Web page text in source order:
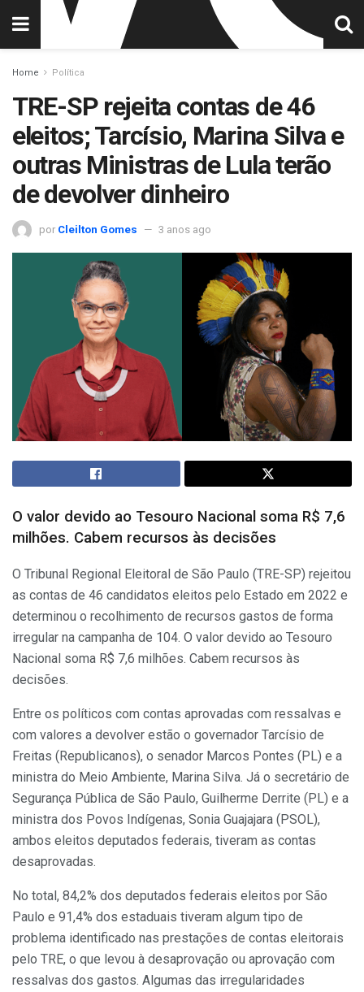
Home Política
TRE-SP rejeita contas de 46
eleitos; Tarcísio, Marina Silva e
outras Ministras de Lula terão
de devolver dinheiro
por Cleilton Gomes 3 anos ago
O valor devido ao Tesouro Nacional soma R$ 7,6
milhões. Cabem recursos às decisões
O Tribunal Regional Eleitoral de São Paulo (TRE-SP) rejeitou
as contas de 46 candidatos eleitos pelo Estado em 2022 e
determinou o recolhimento de recursos gastos de forma
irregular na campanha de 104. O valor devido ao Tesouro
Nacional soma R$ 7,6 milhões. Cabem recursos às
decisões.
Entre os políticos com contas aprovadas com ressalvas e
com valores a devolver estão o governador Tarcísio de
Freitas (Republicanos), o senador Marcos Pontes (PL) e a
ministra do Meio Ambiente, Marina Silva. Já o secretário de
Segurança Pública de São Paulo, Guilherme Derrite (PL) e a
ministra dos Povos Indígenas, Sonia Guajajara (PSOL),
ambos eleitos deputados federais, tiveram as contas
desaprovadas.
No total, 84,2% dos deputados federais eleitos por São
Paulo e 91,4% dos estaduais tiveram algum tipo de
problema identificado nas prestações de contas eleitorais
pelo TRE, o que levou à desaprovação ou aprovação com
ressalvas dos gastos. Algumas das irregularidades